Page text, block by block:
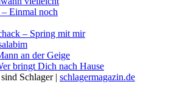
Einmal noch
– Spring mit mir
an der Geige
bringt Dich nach Hause
Schlager | schlagermagazin.de